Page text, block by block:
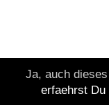
Ja, auch
erfaehrst